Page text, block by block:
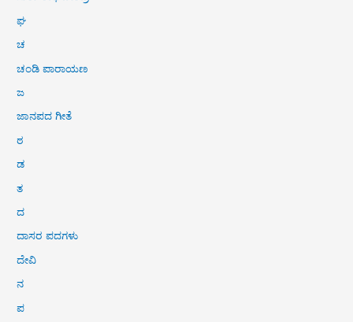
ಘ
ಚ
ಚಂಡಿ ಪಾರಾಯಣ
ಜ
ಜಾನಪದ ಗೀತೆ
ಠ
ಡ
ತ
ದ
ದಾಸರ ಪದಗಳು
ದೇವಿ
ನ
ಪ